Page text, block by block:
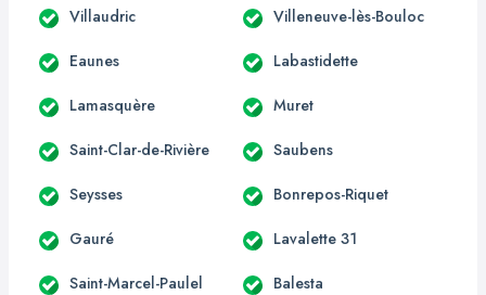
Villaudric Villeneuve-lès-Bouloc
Eaunes Labastidette
Lamasquère Muret
Saint-Clar-de-Rivière Saubens
Seysses Bonrepos-Riquet
Gauré Lavalette 31
Saint-Marcel-Paulel Balesta